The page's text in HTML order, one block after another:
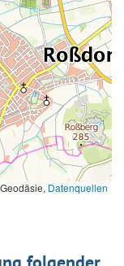
Datenquellen